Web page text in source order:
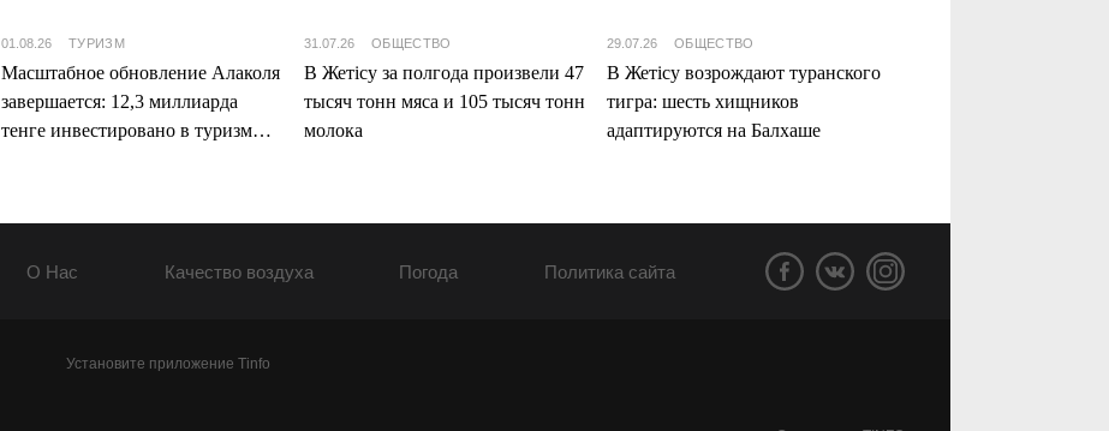
01.08.26 ТУРИЗМ
Масштабное обновление Алаколя
завершается: 12,3 миллиарда
тенге инвестировано в туризм
31.07.26 ОБЩЕСТВО
В Жетісу за полгода произвели 47
тысяч тонн мяса и 105 тысяч тонн
молока
29.07.26 ОБЩЕСТВО
В Жетісу возрождают туранского
тигра: шесть хищников
адаптируются на Балхаше
О Нас Качество воздуха Погода Политика сайта
Установите приложение Tinfo